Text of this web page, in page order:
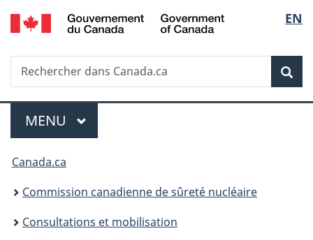
Passer
au
principal
de
la
EN
Recherche
Rechercher
dans
Menu
MENU PRINCIPAL
Vous
êtes
ici
Canada.ca
Commission canadienne de sûreté nucléaire
Consultations et mobilisation